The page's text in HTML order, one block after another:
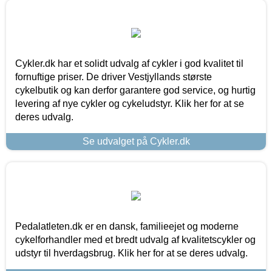
Cykler.dk har et solidt udvalg af cykler i god kvalitet til
fornuftige priser. De driver Vestjyllands største
cykelbutik og kan derfor garantere god service, og hurtig
levering af nye cykler og cykeludstyr. Klik her for at se
deres udvalg.
Se udvalget på Cykler.dk
Pedalatleten.dk er en dansk, familieejet og moderne
cykelforhandler med et bredt udvalg af kvalitetscykler og
udstyr til hverdagsbrug. Klik her for at se deres udvalg.